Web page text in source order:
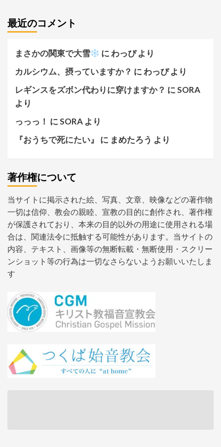
最近のコメント
まさかの関東で大雪 に わっぴより
カルシウム、摂っていますか？ に わっぴより
レギンスをズボン代わりに穿けますか？ にSORA
より
っっっ！ にSORA より
『おうちで死にたい』
に まめたろう より
著作権について
当サイトに掲示された絵、写真、文章、映像などの著作物
一切は信仰、教会の親睦、宣教の目的に創作され、著作権
が保護されており、本来の目的以外の用途に使用される場
合は、関連法令に抵触する可能性があります。当サイトの
内容、テキスト、画像等の無断転載・無断使用・スクリー
ンショット等の行為は一切なさらないようお願いいたしま
す